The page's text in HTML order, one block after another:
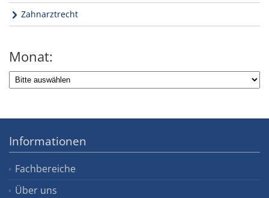
Zahnarztrecht
Monat:
Informationen
Fachbereiche
Über uns